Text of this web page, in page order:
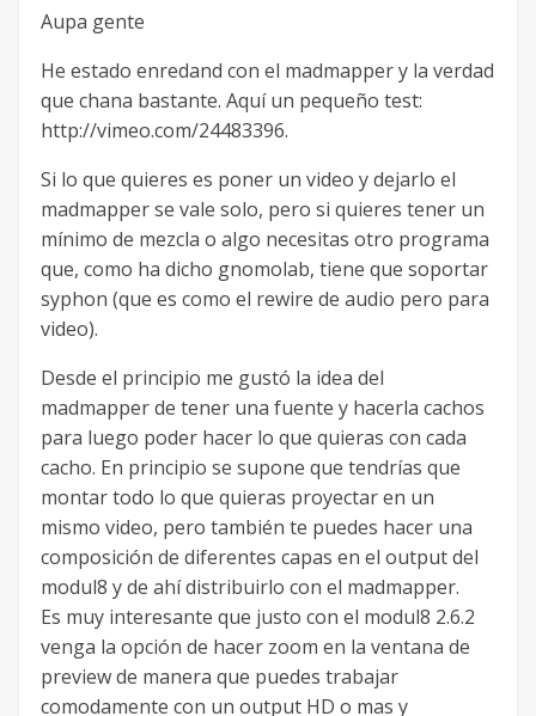
Aupa gente
He estado enredand con el madmapper y la verdad
que chana bastante. Aquí un pequeño test:
http://vimeo.com/24483396.
Si lo que quieres es poner un video y dejarlo el
madmapper se vale solo, pero si quieres tener un
mínimo de mezcla o algo necesitas otro programa
que, como ha dicho gnomolab, tiene que soportar
syphon (que es como el rewire de audio pero para
video).
Desde el principio me gustó la idea del
madmapper de tener una fuente y hacerla cachos
para luego poder hacer lo que quieras con cada
cacho. En principio se supone que tendrías que
montar todo lo que quieras proyectar en un
mismo video, pero también te puedes hacer una
composición de diferentes capas en el output del
modul8 y de ahí distribuirlo con el madmapper.
Es muy interesante que justo con el modul8 2.6.2
venga la opción de hacer zoom en la ventana de
preview de manera que puedes trabajar
comodamente con un output HD o mas y